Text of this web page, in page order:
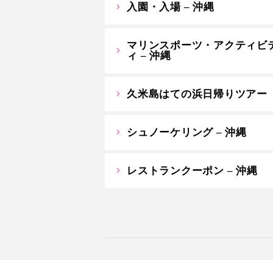
入園・入場 – 沖縄
マリンスポーツ・アクティビ
ィ – 沖縄
久米島はての浜日帰りツアー
シュノーケリング – 沖縄
レストランクーポン – 沖縄